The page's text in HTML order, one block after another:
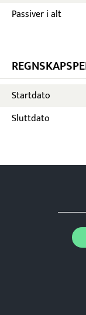
Passiver i alt
Startdato
Sluttdato